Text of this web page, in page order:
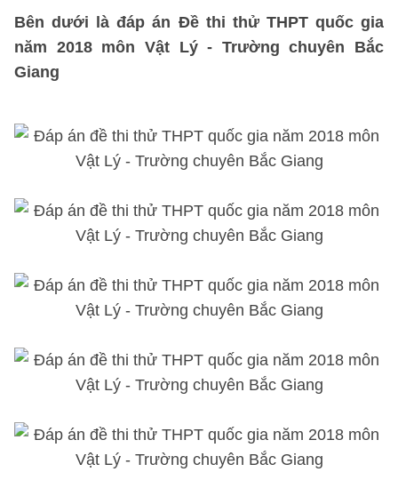
Bên dưới là đáp án Đề thi thử THPT quốc gia
năm 2018 môn Vật Lý - Trường chuyên Bắc
Giang